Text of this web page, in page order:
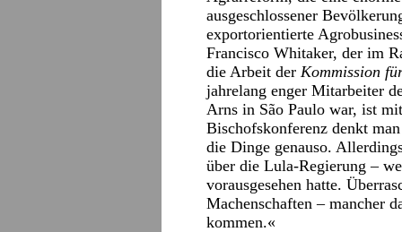
ausgeschlossener
exportorientierte
Francisco Whitaker, der im
die Arbeit der Kommission
jahrelang enger Mitarbeiter
Arns in São Paulo war, ist
Bischofskonferenz denkt
die Dinge genauso.
über die Lula-Regierung –
vorausgesehen hatte.
Machenschaften – mancher
kommen.«